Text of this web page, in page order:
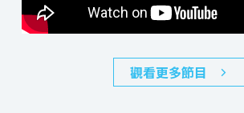
觀看更多節目